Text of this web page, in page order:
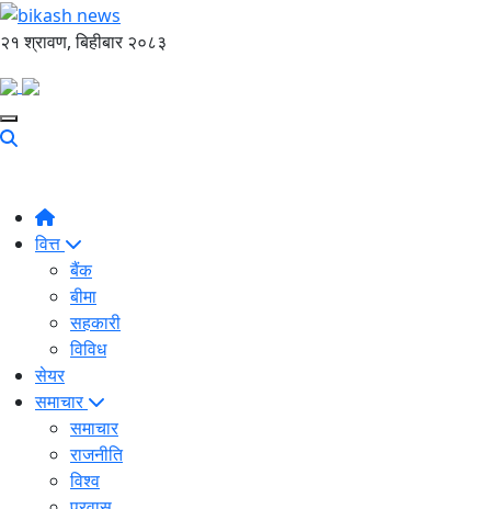
२१ श्रावण, बिहीबार २०८३
वित्त
बैंक
बीमा
सहकारी
विविध
सेयर
समाचार
समाचार
राजनीति
विश्व